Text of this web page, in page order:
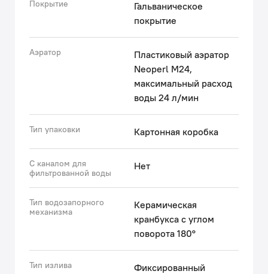
Покрытие
Гальваническое
покрытие
Аэратор
Пластиковый аэратор
Neoperl M24,
максимальный расход
воды 24 л/мин
Тип упаковки Картонная коробка
С каналом для
фильтрованной воды
Нет
Тип водозапорного
механизма
Керамическая
кранбукса с углом
поворота 180°
Тип излива Фиксированный